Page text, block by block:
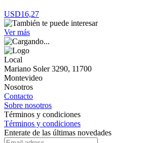
USD16,27
Ver más
Local
Mariano Soler 3290, 11700
Montevideo
Nosotros
Contacto
Sobre nosotros
Términos y condiciones
Términos y condiciones
Enterate de las últimas novedades